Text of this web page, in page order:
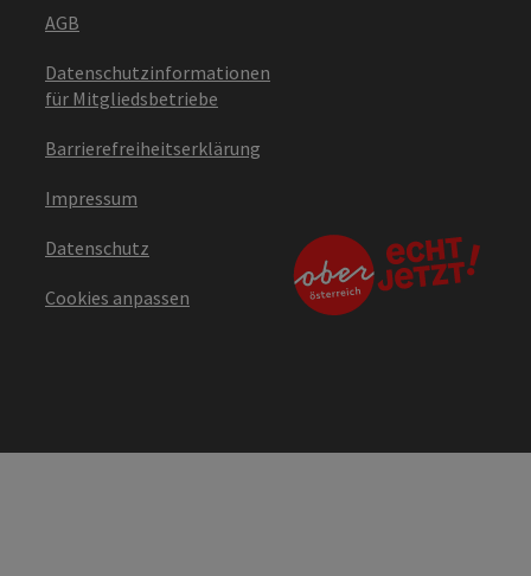
AGB
Datenschutzinformationen
für Mitgliedsbetriebe
Barrierefreiheitserklärung
Impressum
Datenschutz
Cookies anpassen